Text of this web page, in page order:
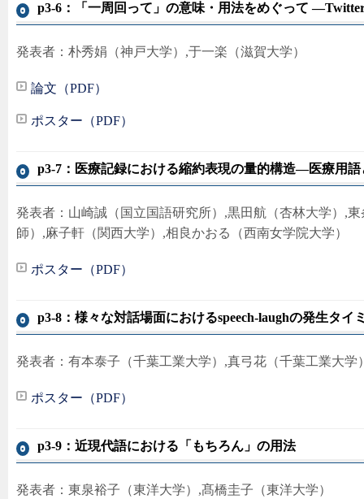
p3-6：「一周回って」の意味・用法をめぐって
発表者：朴秀娟（神戸大学）,于一楽（滋賀大学）
論文（PDF）
ポスター（PDF）
p3-7：医療記録における縮約表現の量的構造―医療用
発表者：山崎誠（国立国語研究所）,黒田航（杏林大学）,
師）,麻子軒（関西大学）,相良かおる（西南女学院大学）
ポスター（PDF）
p3-8：様々な対話場面におけるspeech-laughの発生タイ
発表者：有本泰子（千葉工業大学）,真弓花（千葉工業大学
ポスター（PDF）
p3-9：近現代語における「もちろん」の用法
発表者：東泉裕子（東洋大学）,髙橋圭子（東洋大学）